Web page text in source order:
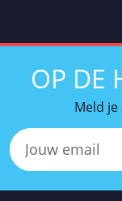
OP DE
Meld